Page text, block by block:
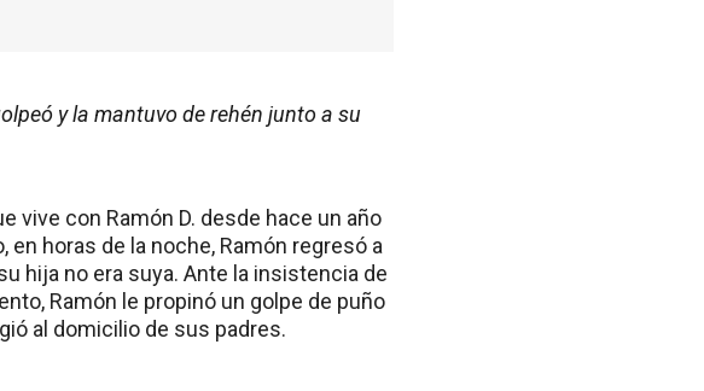
y la mantuvo de rehén junto a su
vive con Ramón D. desde hace un año
horas de la noche, Ramón regresó a
hija no era suya. Ante la insistencia de
Ramón le propinó un golpe de puño
al domicilio de sus padres.